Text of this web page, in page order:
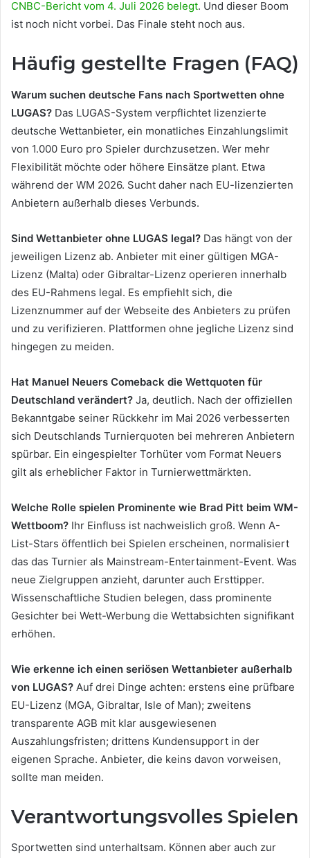
CNBC-Bericht vom 4. Juli 2026 belegt. Und dieser Boom
ist noch nicht vorbei. Das Finale steht noch aus.
Häufig gestellte Fragen (FAQ)
Warum suchen deutsche Fans nach Sportwetten ohne
LUGAS? Das LUGAS-System verpflichtet lizenzierte
deutsche Wettanbieter, ein monatliches Einzahlungslimit
von 1.000 Euro pro Spieler durchzusetzen. Wer mehr
Flexibilität möchte oder höhere Einsätze plant. Etwa
während der WM 2026. Sucht daher nach EU-lizenzierten
Anbietern außerhalb dieses Verbunds.
Sind Wettanbieter ohne LUGAS legal? Das hängt von der
jeweiligen Lizenz ab. Anbieter mit einer gültigen MGA-
Lizenz (Malta) oder Gibraltar-Lizenz operieren innerhalb
des EU-Rahmens legal. Es empfiehlt sich, die
Lizenznummer auf der Webseite des Anbieters zu prüfen
und zu verifizieren. Plattformen ohne jegliche Lizenz sind
hingegen zu meiden.
Hat Manuel Neuers Comeback die Wettquoten für
Deutschland verändert? Ja, deutlich. Nach der offiziellen
Bekanntgabe seiner Rückkehr im Mai 2026 verbesserten
sich Deutschlands Turnierquoten bei mehreren Anbietern
spürbar. Ein eingespielter Torhüter vom Format Neuers
gilt als erheblicher Faktor in Turnierwettmärkten.
Welche Rolle spielen Prominente wie Brad Pitt beim WM-
Wettboom? Ihr Einfluss ist nachweislich groß. Wenn A-
List-Stars öffentlich bei Spielen erscheinen, normalisiert
das das Turnier als Mainstream-Entertainment-Event. Was
neue Zielgruppen anzieht, darunter auch Ersttipper.
Wissenschaftliche Studien belegen, dass prominente
Gesichter bei Wett-Werbung die Wettabsichten signifikant
erhöhen.
Wie erkenne ich einen seriösen Wettanbieter außerhalb
von LUGAS? Auf drei Dinge achten: erstens eine prüfbare
EU-Lizenz (MGA, Gibraltar, Isle of Man); zweitens
transparente AGB mit klar ausgewiesenen
Auszahlungsfristen; drittens Kundensupport in der
eigenen Sprache. Anbieter, die keins davon vorweisen,
sollte man meiden.
Verantwortungsvolles Spielen
Sportwetten sind unterhaltsam. Können aber auch zur